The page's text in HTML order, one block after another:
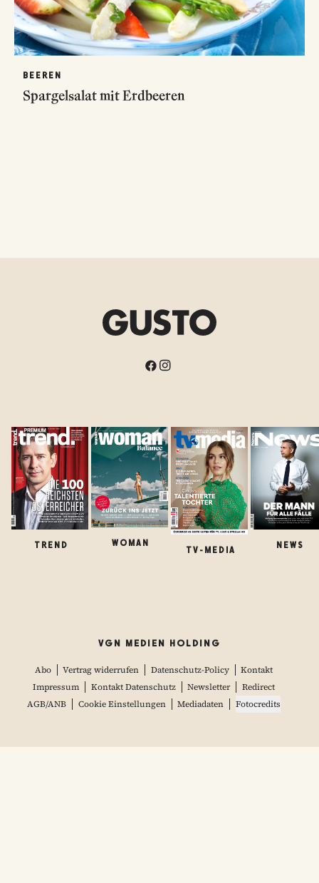
BEEREN
Spargelsalat mit Erdbeeren
TREND WOMAN
TV-MEDIA
NEWS
VGN MEDIEN HOLDING
Abo Vertrag widerrufen Datenschutz-Policy
Kontakt
Impressum
Kontakt Datenschutz Newsletter
Redirect
AGB/ANB
Cookie Einstellungen Mediadaten Fotocredits